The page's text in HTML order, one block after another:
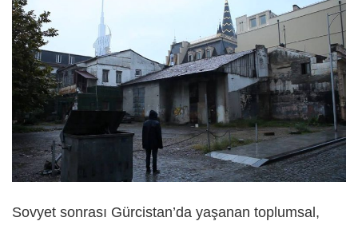
Sovyet sonrası Gürcistan’da yaşanan toplumsal,